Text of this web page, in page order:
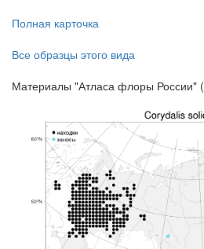
Полная карточка
Все образцы этого вида
Материалы "Атласа флоры России" (